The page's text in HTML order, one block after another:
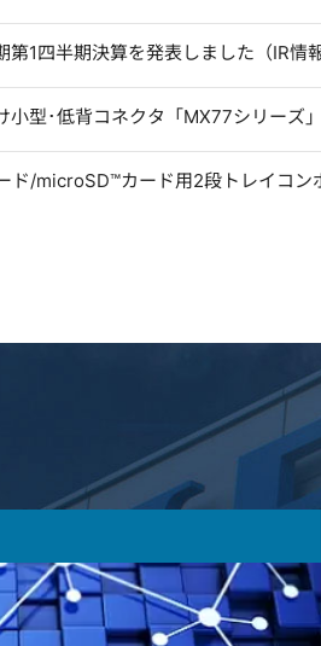
1四半期決算を発表しました（IR情
小型･低背コネクタ「MX77シリーズ
ド/microSD™カード用2段トレイコ